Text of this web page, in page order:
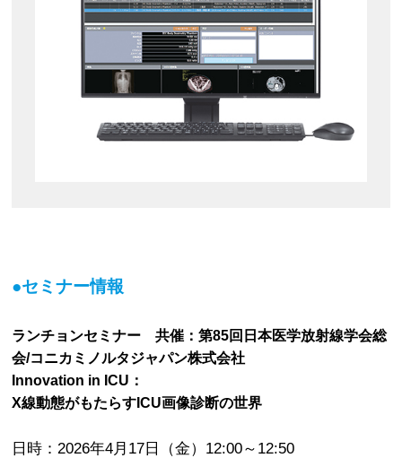
●セミナー情報
ランチョンセミナー 共催：第85回日本医学放射線学会総
会/コニカミノルタジャパン株式会社
Innovation in ICU：
X線動態がもたらすICU画像診断の世界
日時：2026年4月17日（金）12:00～12:50